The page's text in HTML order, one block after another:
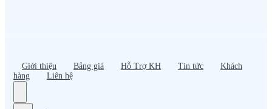
Giới thiệu Bảng giá Hỗ Trợ KH Tin tức
Khách
hàng
Liên hệ